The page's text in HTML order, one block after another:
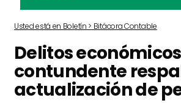
Usted está en Boletín > Bitácora Contable
Delitos
contundente
actualización de